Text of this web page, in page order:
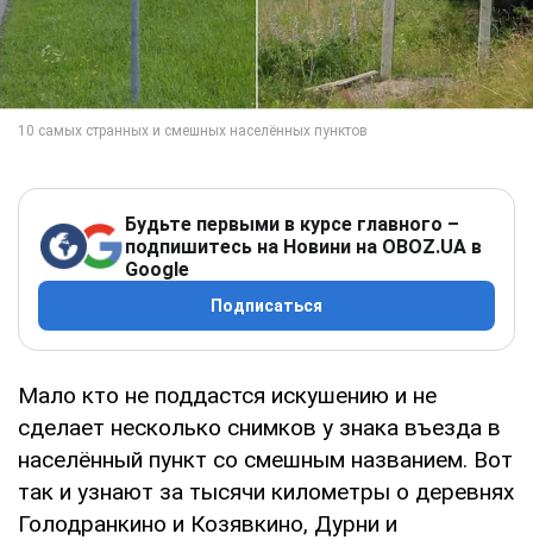
Будьте первыми в курсе главного –
подпишитесь на Новини на OBOZ.UA в
Google
Подписаться
Мало кто не поддастся искушению и не
сделает несколько снимков у знака въезда в
населённый пункт со смешным названием. Вот
так и узнают за тысячи километры о деревнях
Голодранкино и Козявкино, Дурни и